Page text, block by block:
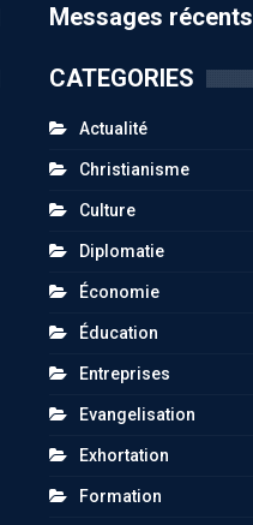
Messages récents
CATEGORIES
Actualité
Christianisme
Culture
Diplomatie
Économie
Éducation
Entreprises
Evangelisation
Exhortation
Formation